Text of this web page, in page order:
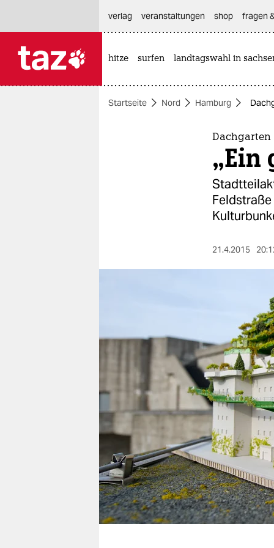
themen
verlag
veranstaltungen
shop
fragen & hilfe
unterstützen
abo
genossenschaft
verlag
veranstaltungen shop fragen
hitze surfen landtagswahl in
Startseite Nord Hamburg
Dachgarten
„Ein
21.4.2015